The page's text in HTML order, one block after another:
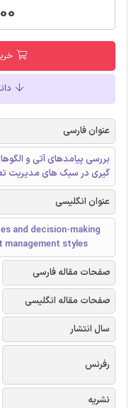
عنوان فارسی
بررسی پیامدهای آتی و
گیری در سبک های مدیریت
عنوان انگلیسی
and decision-making
styles
صفحات مقاله فارسی
صفحات مقاله انگلیسی
سال انتشار
رفرنس
نشریه